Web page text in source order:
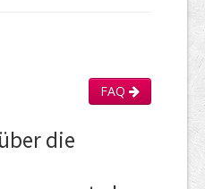
FAQ
die